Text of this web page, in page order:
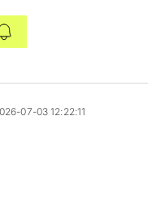
07-03 12:22:11